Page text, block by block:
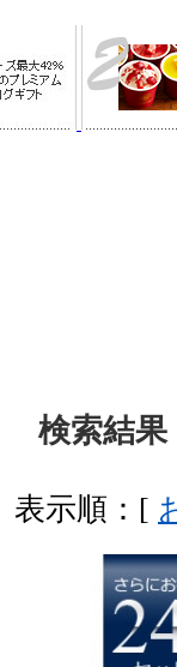
検索結果
表示順：[